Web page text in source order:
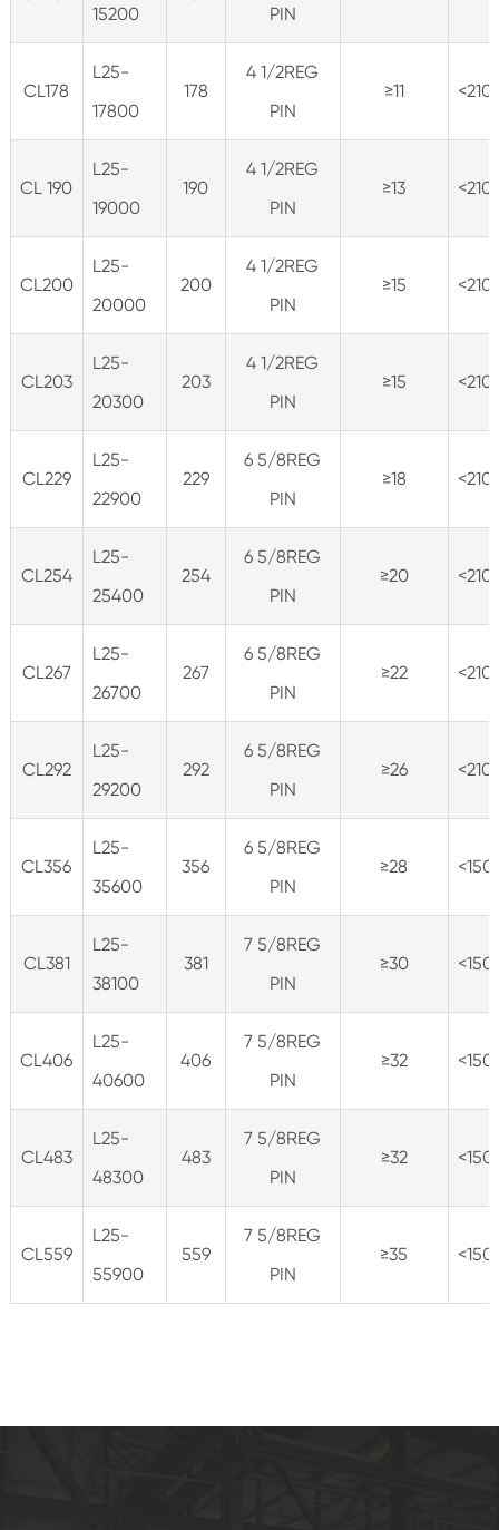
15200
PIN
CL178
L25-
17800
178
4 1/2REG
PIN
≥11 <210
CL 190
L25-
19000
190
4 1/2REG
PIN
≥13 <210
CL200
L25-
20000
200
4 1/2REG
PIN
≥15 <210
CL203
L25-
20300
203
4 1/2REG
PIN
≥15 <210
CL229
L25-
22900
229
6 5/8REG
PIN
≥18 <210
CL254
L25-
25400
254
6 5/8REG
PIN
≥20 <210
CL267
L25-
26700
267
6 5/8REG
PIN
≥22 <210
CL292
L25-
29200
292
6 5/8REG
PIN
≥26 <210
CL356
L25-
35600
356
6 5/8REG
PIN
≥28 <150
CL381
L25-
38100
381
7 5/8REG
PIN
≥30 <150
CL406
L25-
40600
406
7 5/8REG
PIN
≥32 <150
CL483
L25-
48300
483
7 5/8REG
PIN
≥32 <150
CL559
L25-
55900
559
7 5/8REG
PIN
≥35 <150